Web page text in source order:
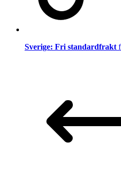
Sverige: Fri standardfrakt